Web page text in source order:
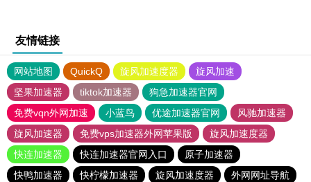
友情链接
网站地图 QuickQ 旋风加速度器
旋风加速
坚果加速器
tiktok加速器
狗急加速器官网
免费vqn外网加速
小蓝鸟 优途加速器官网
风驰加速器
旋风加速器
免费vps加速器外网苹果版
旋风加速度器
快连加速器
快连加速器官网入口
原子加速器
快鸭加速器
快柠檬加速器 旋风加速度器
外网网址导航